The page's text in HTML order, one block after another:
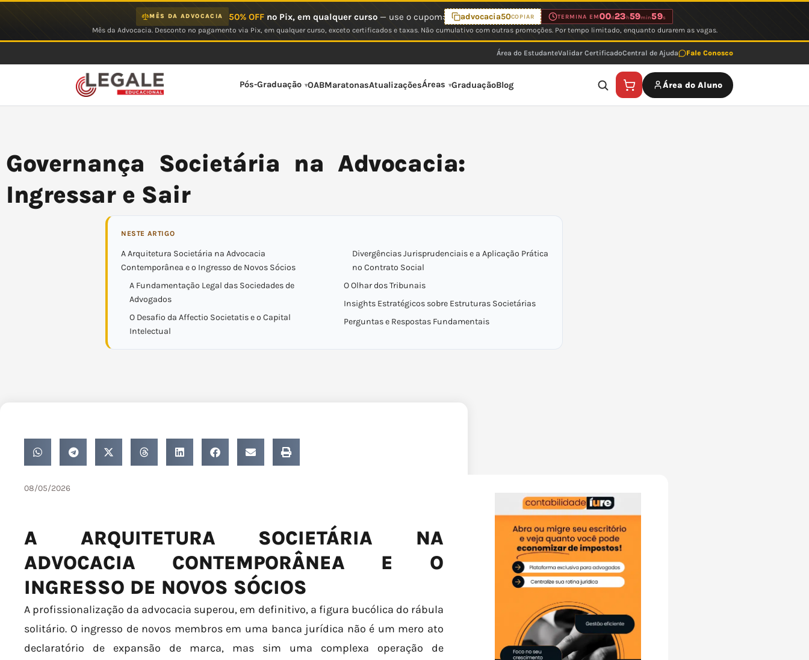
MÊS DA ADVOCACIA 50% OFFno Pix, em qualquer curso— use o cupom: advocacia50COPIAR TERMINA EM00d23 h59min59s
Mês da Advocacia. Desconto no pagamento via Pix, em qualquer curso, exceto certificados e taxas. Não cumulativo com outras promoções. Por tempo limitado, enquanto durarem as vagas.
Área do EstudanteValidar CertificadoCentral de Ajuda Fale Conosco
Pós-Graduação OABMaratonasAtualizaçõesÁreas GraduaçãoBlog Área do Aluno
Governança Societária na Advocacia:
Ingressar e Sair
NESTE ARTIGO
A Arquitetura Societária na Advocacia
Contemporânea e o Ingresso de Novos Sócios
A Fundamentação Legal das Sociedades de
Advogados
O Desafio da Affectio Societatis e o Capital
Intelectual
Divergências Jurisprudenciais e a Aplicação Prática
no Contrato Social
O Olhar dos Tribunais
Insights Estratégicos sobre Estruturas Societárias
Perguntas e Respostas Fundamentais
08/05/2026
A ARQUITETURA SOCIETÁRIA NA
ADVOCACIA CONTEMPORÂNEA E O
INGRESSO DE NOVOS SÓCIOS
A profissionalização da advocacia superou, em definitivo, a figura bucólica do rábula
solitário. O ingresso de novos membros em uma banca jurídica não é um mero ato
declaratório de expansão de marca, mas sim uma complexa operação de